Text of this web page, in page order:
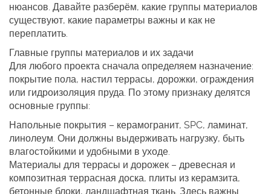
нюансов. Давайте разберём, какие группы материалов
существуют, какие параметры важны и как не
переплатить.
Главные группы материалов и их задачи
Для любого проекта сначала определяем назначение:
покрытие пола, настил террасы, дорожки, ограждения
или гидроизоляция пруда. По этому признаку делятся
основные группы:
Напольные покрытия – керамогранит, SPC, ламинат,
линолеум. Они должны выдерживать нагрузку, быть
влагостойкими и удобными в уходе.
Материалы для террасы и дорожек – древесная и
композитная террасная доска, плиты из керамзита,
бетонные блоки, ландшафтная ткань. Здесь важны